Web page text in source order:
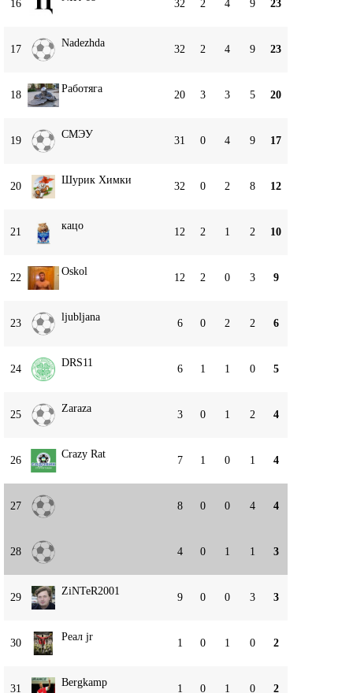
16 32 2 4 9 23
17 Nadezhda 32 2 4 9 23
18 Работяга 20 3 3 5 20
19 СМЭУ 31 0 4 9 17
20 Шурик Химки 32 0 2 8 12
21 кацо 12 2 1 2 10
22 Oskol 12 2 0 3 9
23 ljubljana 6 0 2 2 6
24 DRS11 6 1 1 0 5
25 Zaraza 3 0 1 2 4
26 Crazy Rat 7 1 0 1 4
27 8 0 0 4 4
28 4 0 1 1 3
29 ZiNTeR2001 9 0 0 3 3
30 Реал jr 1 0 1 0 2
31 Bergkamp 1 0 1 0 2